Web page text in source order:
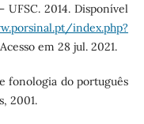
UFSC. 2014. Disponível
index.php?
em 28 jul. 2021.
fonologia do português
2001.